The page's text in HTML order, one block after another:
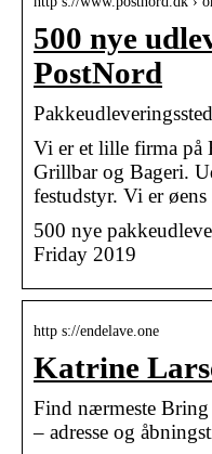
500 nye
PostNord
Vi er et lille firma på
Grillbar og Bageri.
festudstyr. Vi er
500 nye
Friday 2019
http s://endelave.one
Katrine
Find nærmeste
– adresse og